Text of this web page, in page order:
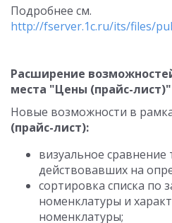
Подробнее см.
http://fserver.1c.ru/its/files/
Расширение
места "Цены (прайс-лист)"
Новые возможности в
(прайс-лист):
визуальное
действовавших на
сортировка списка по
номенклатуры и
номенклатуры;